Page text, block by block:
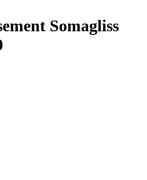
Somagliss